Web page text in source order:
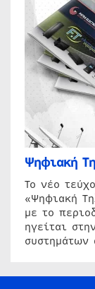
Ψηφιακή
Το νέο
«Ψηφιακή
με το
ηγείται
συστημάτων